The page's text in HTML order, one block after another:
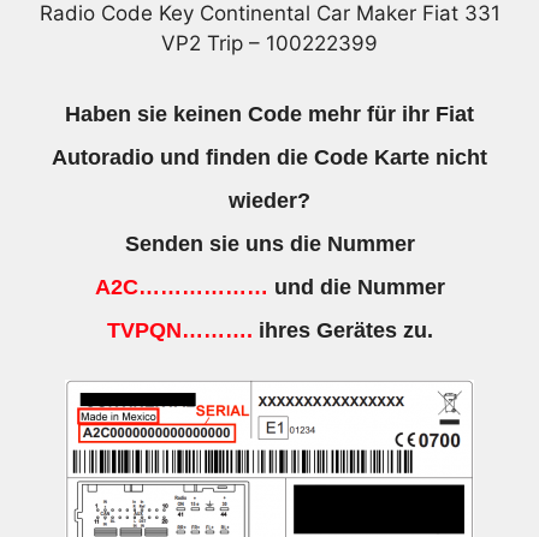
Radio Code Key Continental Car Maker Fiat 331
VP2 Trip – 100222399
Haben sie keinen Code mehr für ihr Fiat
Autoradio und finden die Code Karte nicht
wieder?
Senden sie uns die Nummer
A2C……………… und die Nummer
TVPQN………. ihres Gerätes zu.